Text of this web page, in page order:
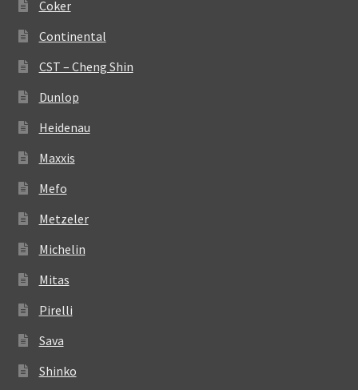
Coker
Continental
CST – Cheng Shin
Dunlop
Heidenau
Maxxis
Mefo
Metzeler
Michelin
Mitas
Pirelli
Sava
Shinko